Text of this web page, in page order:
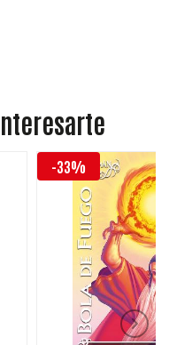
-33%